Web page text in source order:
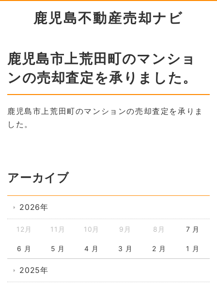
鹿児島不動産売却ナビ
鹿児島市上荒田町のマンショ
ンの売却査定を承りました。
鹿児島市上荒田町のマンションの売却査定を承りま
した。
アーカイブ
2026年
12月 11月 10月 9月 8月 7 月
6 月 5 月 4 月 3 月 2 月 1 月
2025年